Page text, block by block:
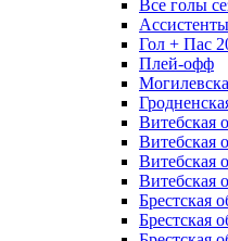
Все голы
Гол + Пас
Плей-офф
Витебская
Витебская
Витебская
Витебская
Брестская
Брестская